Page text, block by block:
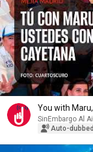
You with
SinEmbargo Al
Auto-dubbed